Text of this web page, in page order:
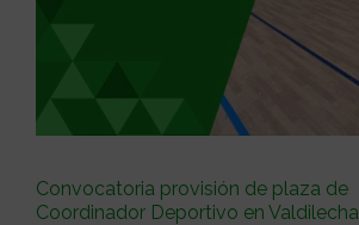
Convocatoria provisión de plaza de
Coordinador Deportivo en Valdilecha